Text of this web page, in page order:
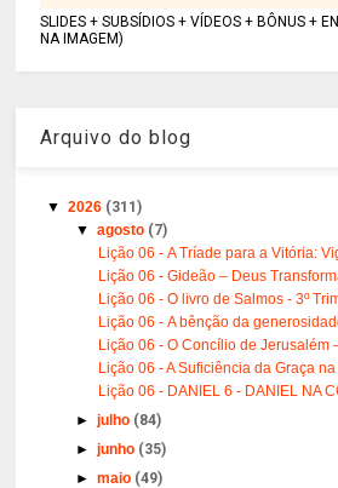
SLIDES + SUBSÍDIOS + VÍDEOS + BÔNUS +
NA IMAGEM)
Arquivo do blog
▼2026 (311)
▼agosto (7)
Lição 06 - A Tríade para a Vitória:
Lição 06 - Gideão – Deus
Lição 06 - O livro de Salmos - 3º
Lição 06 - A bênção da
Lição 06 - O Concílio de Jerusalém
Lição 06 - A Suficiência da Graça
Lição 06 - DANIEL 6 - DANIEL NA
►julho (84)
►junho (35)
►maio (49)